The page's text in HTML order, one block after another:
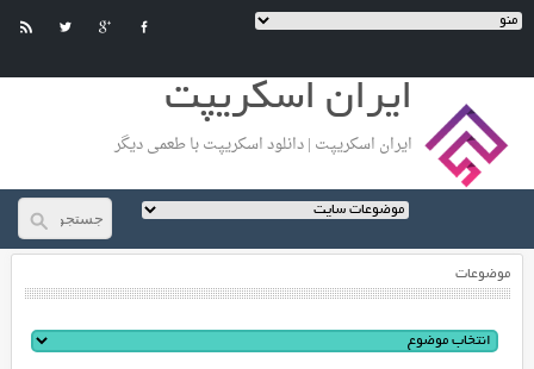
ایران اسکریپت
ایران اسکریپت | دانلود اسکریپت با طعمی دیگر
موضوعات